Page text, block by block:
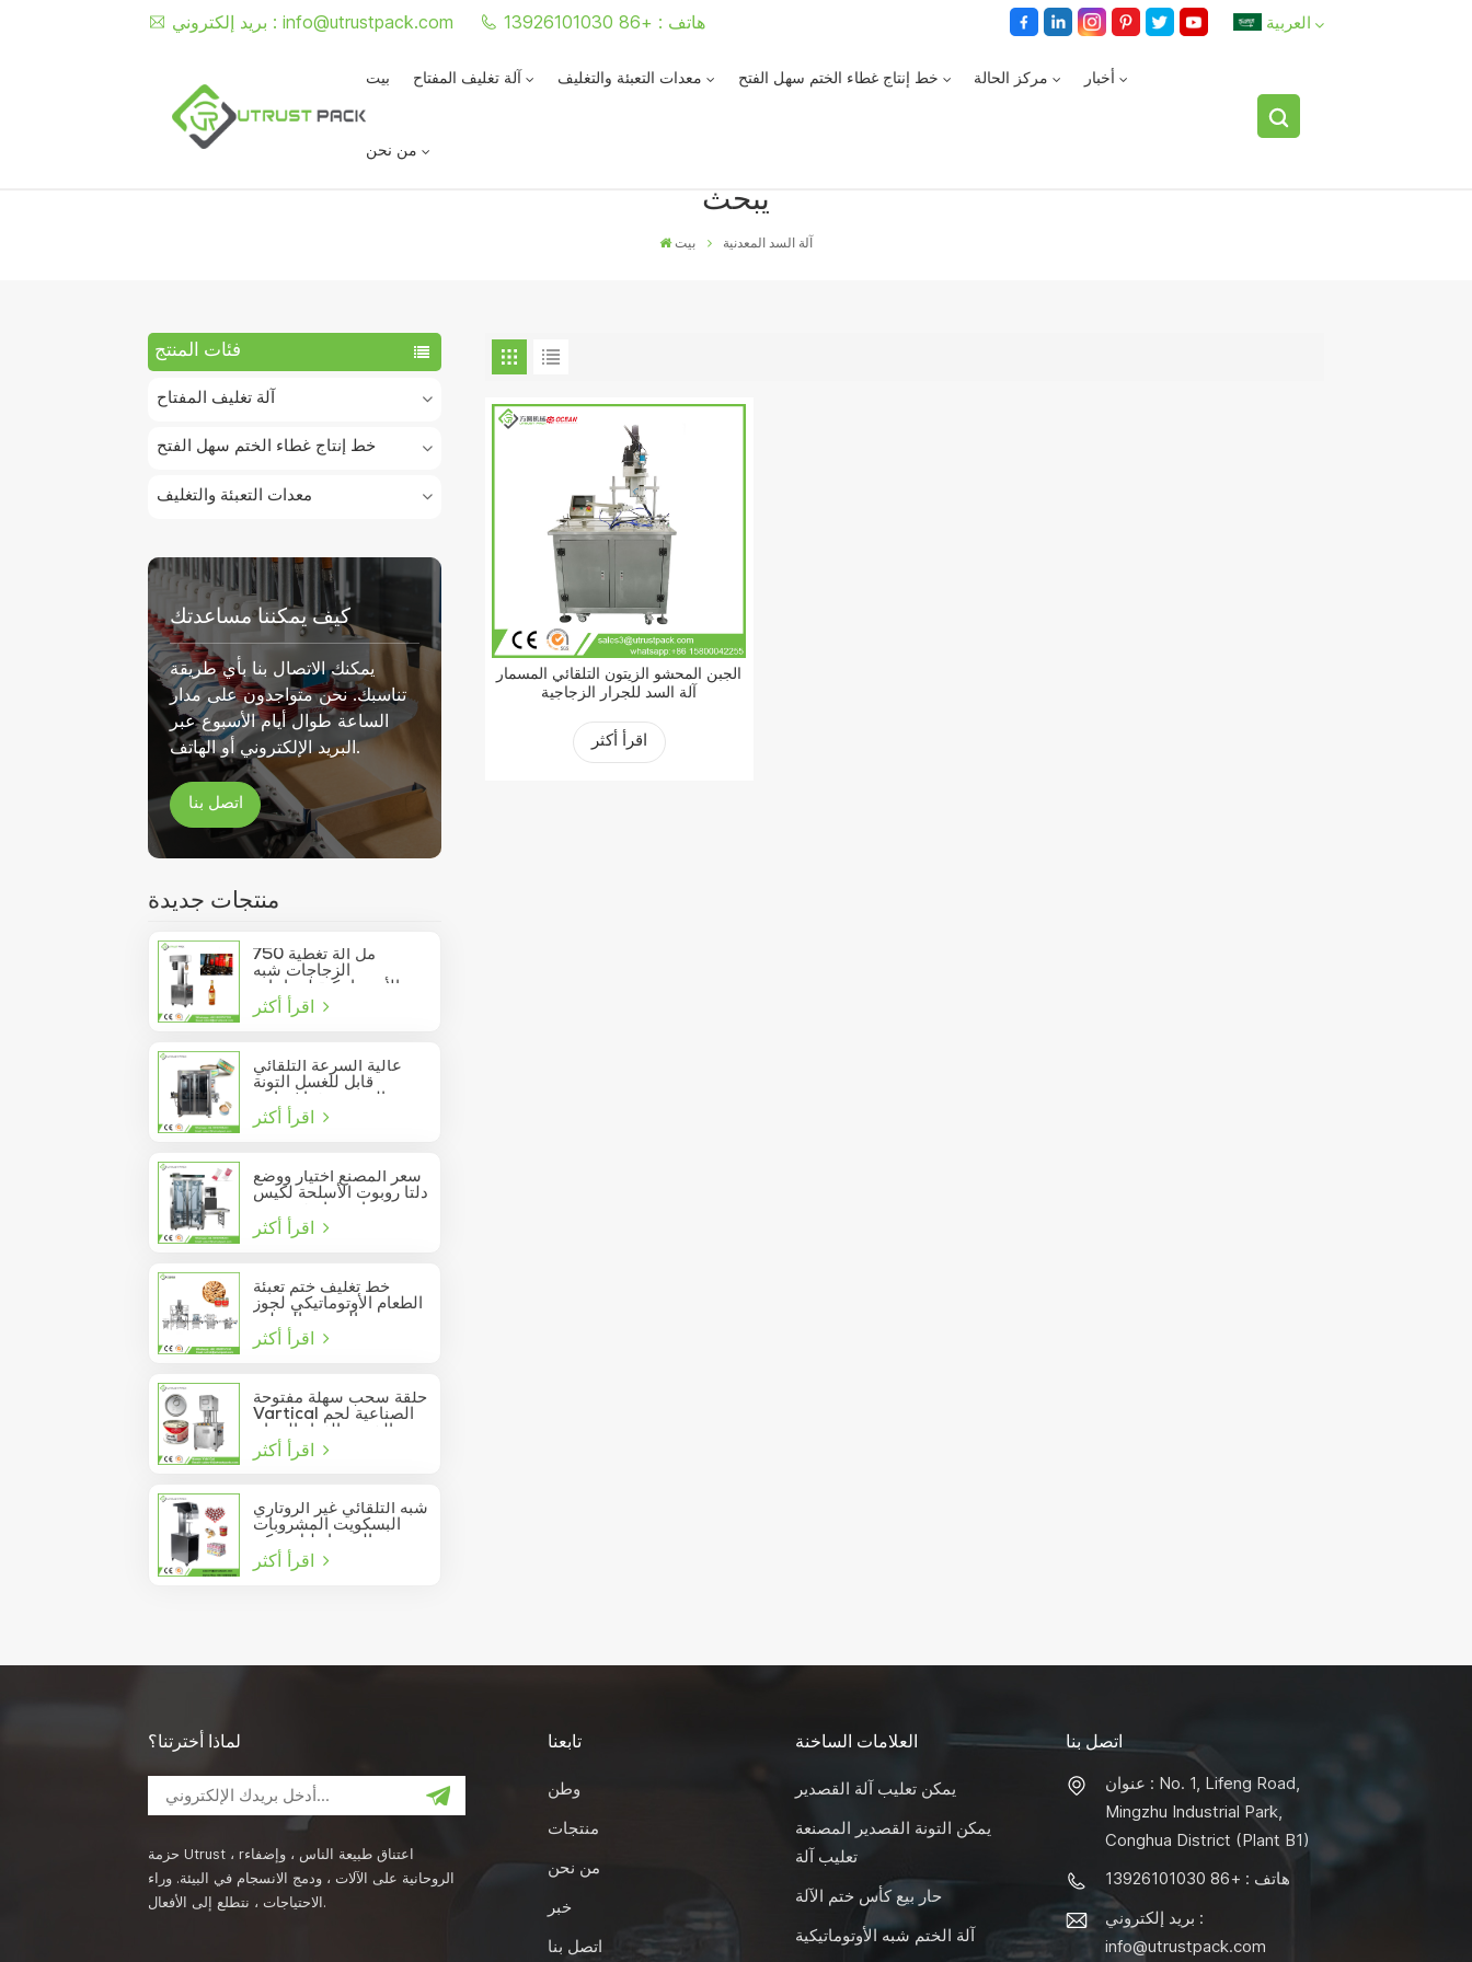
بريد إلكتروني : info@utrustpack.com هاتف : +86 13926101030 العربية
بيت آلة تغليف المفتاح معدات التعبئة والتغليف خط إنتاج غطاء الختم سهل الفتح مركز الحالة أخبار
من نحن
يبحث
بيت آلة السد المعدنية
فئات المنتج
آلة تغليف المفتاح
خط إنتاج غطاء الختم سهل الفتح
معدات التعبئة والتغليف
كيف يمكننا مساعدتك
يمكنك الاتصال بنا بأي طريقة
تناسبك. نحن متواجدون على مدار
الساعة طوال أيام الأسبوع عبر
البريد الإلكتروني أو الهاتف.
اتصل بنا
منتجات جديدة
750 مل آلة تغطية
الزجاجات شبه
الأوتوماتيكية لزجاجات
النبيذ الزجاجية
عالية السرعة التلقائي
قابل للغسل التونة
السردين فراغ حاوية
المأكولات البحرية القصدير
يمكن السدادة
سعر المصنع اختيار ووضع
دلتا روبوت الأسلحة لكيس
خط تغليف ختم تعبئة
الطعام الأوتوماتيكي لجوز
الصنوبر المعلب
حلقة سحب سهلة مفتوحة
Vartical الصناعية لحم
الخنزير الغداء الدجاج
صدور اللحوم الغذاء يمكن
فراغ آلة ختم
شبه التلقائي غير الروتاري
البسكويت المشروبات
عصير الصودا دليل يمكن
السدادة
الجبن المحشو الزيتون التلقائي المسمار
آلة السد للجرار الزجاجية
اقرأ أكثر
لماذا أخترتنا؟
حزمة Utrust ، rاعتناق طبيعة الناس ، وإضفاء
الروحانية على الآلات ، ودمج الانسجام في البيئة. وراء
الاحتياجات ، نتطلع إلى الأفعال.
تابعنا
وطن
منتجات
من نحن
خبر
اتصل بنا
العلامات الساخنة
يمكن تعليب آلة القصدير
يمكن التونة القصدير المصنعة
تعليب آلة
حار بيع كأس ختم الآلة
آلة الختم شبه الأوتوماتيكية
اتصل بنا
عنوان : No. 1, Lifeng Road,
Mingzhu Industrial Park,
Conghua District (Plant B1)
هاتف : +86 13926101030
بريد إلكتروني :
info@utrustpack.com